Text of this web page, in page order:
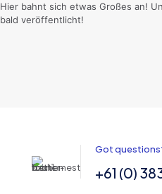
Hier bahnt sich etwas Großes an!
bald veröffentlicht!
Got
+61 (0)